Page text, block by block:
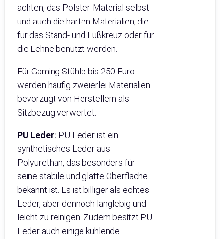
achten, das Polster-Material selbst
und auch die harten Materialien, die
für das Stand- und Fußkreuz oder für
die Lehne benutzt werden.
Für Gaming Stühle bis 250 Euro
werden häufig zweierlei Materialien
bevorzugt von Herstellern als
Sitzbezug verwertet:
PU Leder: PU Leder ist ein
synthetisches Leder aus
Polyurethan, das besonders für
seine stabile und glatte Oberfläche
bekannt ist. Es ist billiger als echtes
Leder, aber dennoch langlebig und
leicht zu reinigen. Zudem besitzt PU
Leder auch einige kühlende